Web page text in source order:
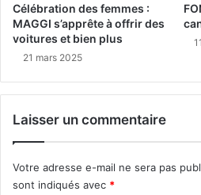
Célébration des femmes :
MAGGI s’apprête à offrir des
voitures et bien plus
21 mars 2025
Laisser un commentaire
Votre adresse e-mail ne sera pas
sont indiqués avec *